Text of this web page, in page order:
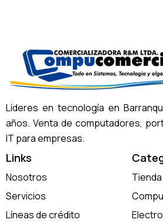
Líderes en tecnología en
años. Venta de computadores,
IT para empresas.
Links
Nosotros
Servicios
Líneas de crédito
Tienda